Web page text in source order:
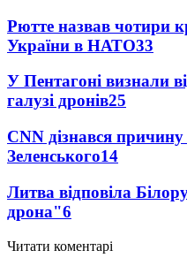
Рютте назвав чотири
України в НАТО33
У Пентагоні визнали
галузі дронів25
CNN дізнався причину
Зеленського14
Литва відповіла
дрона"6
Читати коментарі